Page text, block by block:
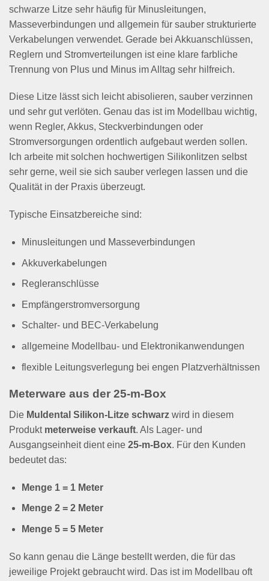
schwarze Litze sehr häufig für Minusleitungen,
Masseverbindungen und allgemein für sauber strukturierte
Verkabelungen verwendet. Gerade bei Akkuanschlüssen,
Reglern und Stromverteilungen ist eine klare farbliche
Trennung von Plus und Minus im Alltag sehr hilfreich.
Diese Litze lässt sich leicht abisolieren, sauber verzinnen
und sehr gut verlöten. Genau das ist im Modellbau wichtig,
wenn Regler, Akkus, Steckverbindungen oder
Stromversorgungen ordentlich aufgebaut werden sollen.
Ich arbeite mit solchen hochwertigen Silikonlitzen selbst
sehr gerne, weil sie sich sauber verlegen lassen und die
Qualität in der Praxis überzeugt.
Typische Einsatzbereiche sind:
Minusleitungen und Masseverbindungen
Akkuverkabelungen
Regleranschlüsse
Empfängerstromversorgung
Schalter- und BEC-Verkabelung
allgemeine Modellbau- und Elektronikanwendungen
flexible Leitungsverlegung bei engen Platzverhältnissen
Meterware aus der 25-m-Box
Die Muldental Silikon-Litze schwarz wird in diesem
Produkt meterweise verkauft. Als Lager- und
Ausgangseinheit dient eine 25-m-Box. Für den Kunden
bedeutet das:
Menge 1 = 1 Meter
Menge 2 = 2 Meter
Menge 5 = 5 Meter
So kann genau die Länge bestellt werden, die für das
jeweilige Projekt gebraucht wird. Das ist im Modellbau oft